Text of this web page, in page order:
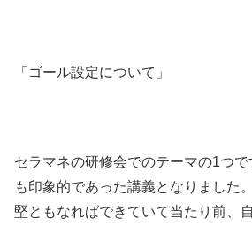
「ゴール設定について」
セラマネの研修会でのテーマの1つ
も印象的であった講義となりました
堅ともなればできていて当たり前、